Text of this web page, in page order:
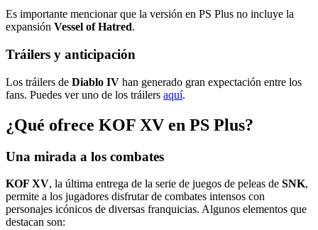
Es importante mencionar que la versión en PS Plus no incluye la
expansión Vessel of Hatred.
Tráilers y anticipación
Los tráilers de Diablo IV han generado gran expectación entre los
fans. Puedes ver uno de los tráilers aquí.
¿Qué ofrece KOF XV en PS Plus?
Una mirada a los combates
KOF XV, la última entrega de la serie de juegos de peleas de SNK,
permite a los jugadores disfrutar de combates intensos con
personajes icónicos de diversas franquicias. Algunos elementos que
destacan son: